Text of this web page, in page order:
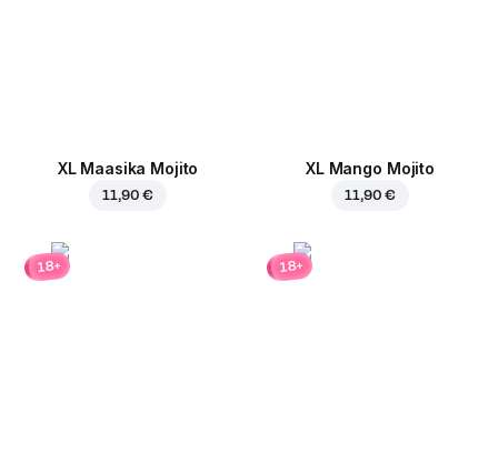
XL Maasika Mojito
11,90 €
XL Mango Mojito
11,90 €
18+ 18+